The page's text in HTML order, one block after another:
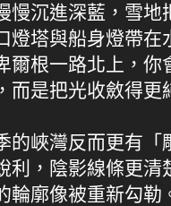
慢沉進深藍，雪地
燈塔與船身燈帶在
爾根一路北上，你
而是把光收斂得更
的峽灣反而更有「
利，陰影線條更清
輪廓像被重新勾勒